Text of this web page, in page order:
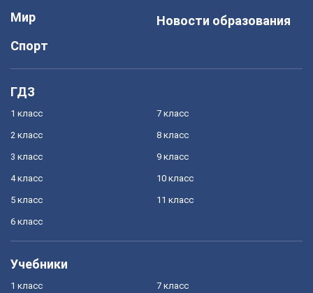
Мир
Спорт
Новости образования
ГДЗ
1 класс
2 класс
3 класс
4 класс
5 класс
6 класс
7 класс
8 класс
9 класс
10 класс
11 класс
Учебники
1 класс 7 класс